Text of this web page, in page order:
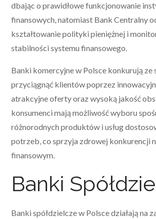
dbając o prawidłowe funkcjonowanie
finansowych, natomiast Bank Centralny
kształtowanie polityki pieniężnej i
stabilności systemu finansowego.
Banki komercyjne w Polsce konkurują ze
przyciągnąć klientów poprzez
atrakcyjne oferty oraz wysoką jakość
konsumenci mają możliwość wyboru
różnorodnych produktów i usług
potrzeb, co sprzyja zdrowej konkurencji
finansowym.
Banki
Banki spółdzielcze w Polsce działają na